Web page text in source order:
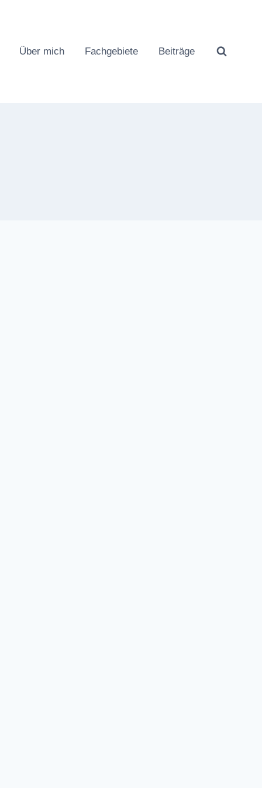
Über mich Fachgebiete Beiträge